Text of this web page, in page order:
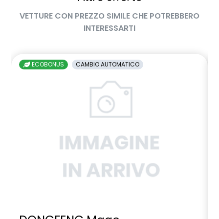
luce di arresto posteriore
luci di cortesia interne a led
lunotto posteriore con funzione sbrinamento
Manutenzione Connessa, incluso per 8 anni
multi-sense a 4 modalità con ambient lighting
Pacchetto Guida Connessa, incluso per 5 anni
Pacchetto Remote Control, incluso per 5 anni
VETTURE CON PREZZO SIMILE CHE POTREBBERO
INTERESSARTI
ECOBONUS CAMBIO AUTOMATICO